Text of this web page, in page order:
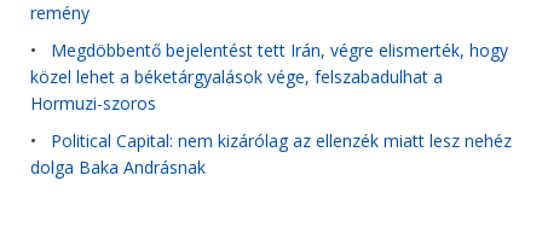
remény
• Megdöbbentő bejelentést tett Irán, végre elismerték, hogy
közel lehet a béketárgyalások vége, felszabadulhat a
Hormuzi-szoros
• Political Capital: nem kizárólag az ellenzék miatt lesz nehéz
dolga Baka Andrásnak